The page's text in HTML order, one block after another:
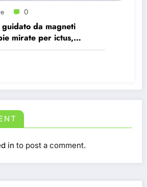
0
da magneti
mirate per ictus,
in to post a comment.